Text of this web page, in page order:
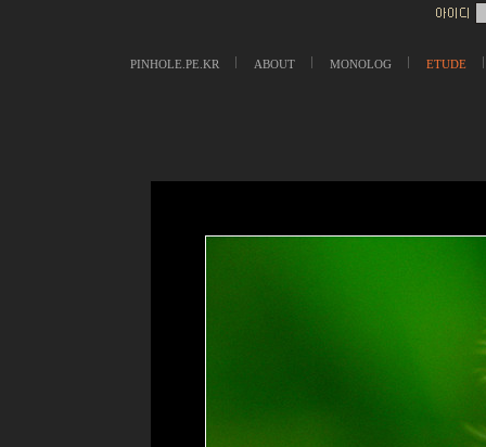
PINHOLE.PE.KR ABOUT MONOLOG ETUDE